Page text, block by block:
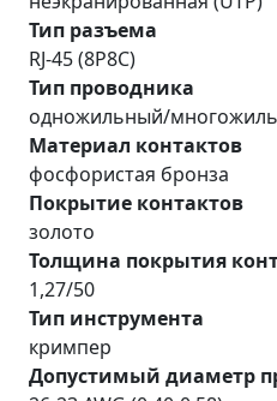
Тип разъема
RJ-45 (8P8C)
Тип проводника
одножильный/
Материал контактов
фосфористая бронза
Покрытие контактов
золото
Толщина покрытия
1,27/50
Тип инструмента
кримпер
Допустимый диаметр